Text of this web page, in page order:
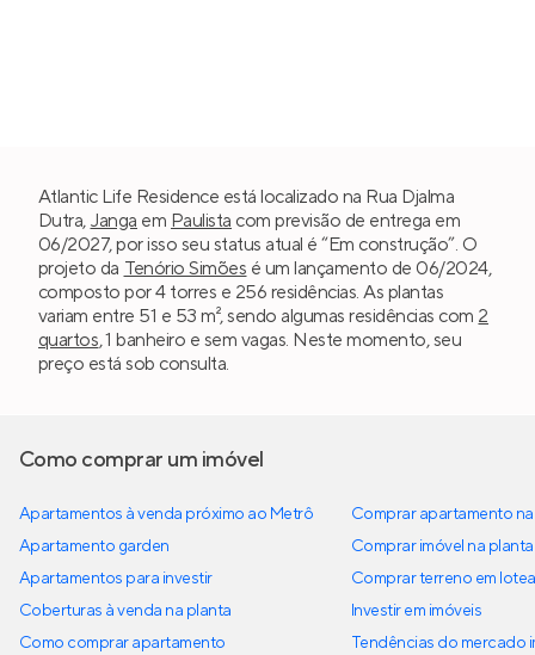
Atlantic Life Residence está localizado na Rua Djalma
Dutra, Janga em Paulista com previsão de entrega em
06/2027, por isso seu status atual é “Em construção”. O
projeto da Tenório Simões é um lançamento de 06/2024,
composto por 4 torres e 256 residências. As plantas
variam entre 51 e 53 m², sendo algumas residências com 2
quartos, 1 banheiro e sem vagas. Neste momento, seu
preço está sob consulta.
Como comprar um imóvel
Apartamentos à venda próximo ao Metrô
Apartamento garden
Apartamentos para investir
Coberturas à venda na planta
Como comprar apartamento
Comprar apartamento
Comprar imóvel na planta
Comprar terreno em
Investir em imóveis
Tendências do mercado